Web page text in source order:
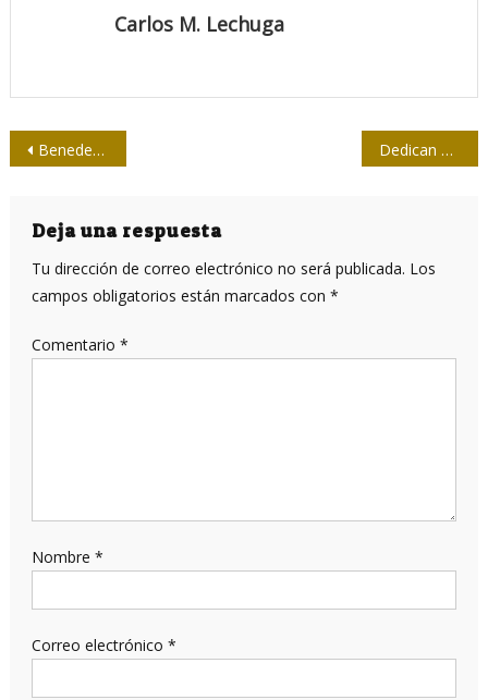
Carlos M. Lechuga
Navegación
entradas
Benedetti y el asma Dedican a trabajadores de la Salud, la Cultura y la Educación Feria Nacional de Artesanía
Deja una respuesta
Tu dirección de correo electrónico no será publicada. Los
campos obligatorios están marcados con *
Comentario *
Nombre *
Correo electrónico *